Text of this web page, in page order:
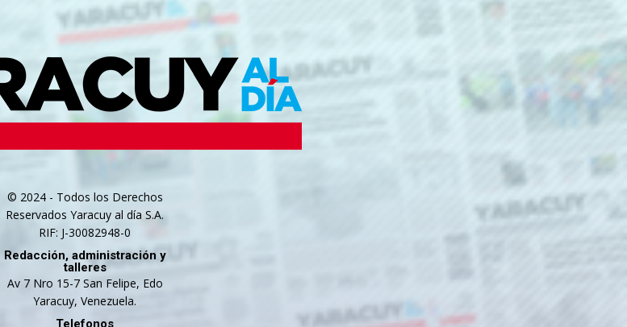
© 2024 - Todos los Derechos
Reservados Yaracuy al día S.A.
RIF: J-30082948-0
Redacción, administración y
talleres
Av 7 Nro 15-7 San Felipe, Edo
Yaracuy, Venezuela.
Telefonos